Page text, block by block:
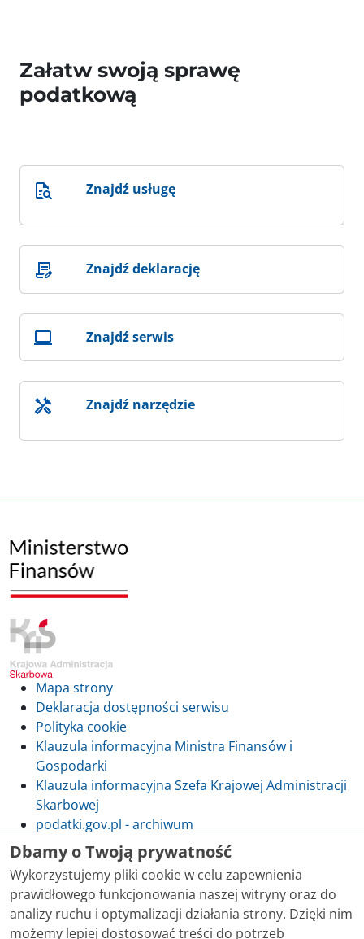
Załatw swoją sprawę
podatkową
Znajdź usługę
Znajdź deklarację
Znajdź serwis
Znajdź narzędzie
Mapa strony
Deklaracja dostępności serwisu
Polityka cookie
Klauzula informacyjna Ministra Finansów i
Gospodarki
Klauzula informacyjna Szefa Krajowej Administracji
Skarbowej
podatki.gov.pl - archiwum
Skontaktuj się z nami
Dbamy o Twoją prywatność
Wykorzystujemy pliki cookie w celu zapewnienia
prawidłowego funkcjonowania naszej witryny oraz do
analizy ruchu i optymalizacji działania strony. Dzięki nim
możemy lepiej dostosować treści do potrzeb